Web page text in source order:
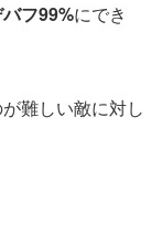
フ99%にでき
難しい敵に対し